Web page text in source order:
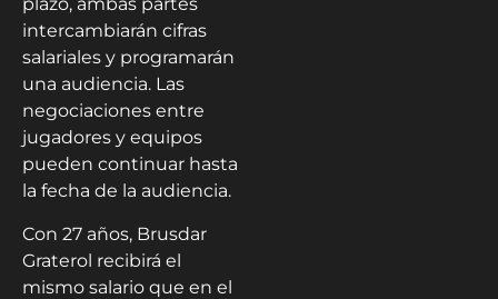
plazo, ambas partes
intercambiarán cifras
salariales y programarán
una audiencia. Las
negociaciones entre
jugadores y equipos
pueden continuar hasta
la fecha de la audiencia.
Con 27 años, Brusdar
Graterol recibirá el
mismo salario que en el